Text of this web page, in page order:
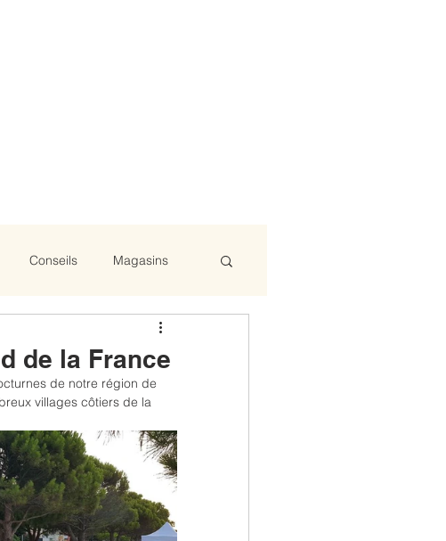
Conseils Magasins
de la France
de notre région de
villages côtiers de la